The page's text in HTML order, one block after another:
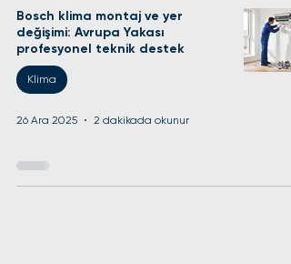
Bosch klima montaj ve yer
değişimi: Avrupa Yakası
profesyonel teknik destek
Klima
26 Ara 2025 2 dakikada okunur